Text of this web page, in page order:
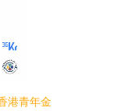
港青年金